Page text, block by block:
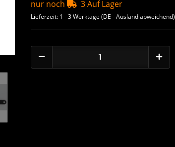
nur noch 3 Auf Lager
Lieferzeit: 1 - 3 Werktage (DE - Ausland abweichend)